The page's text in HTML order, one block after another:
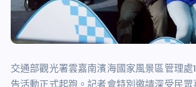
交通部觀光署雲嘉南濱海國家風景區管理